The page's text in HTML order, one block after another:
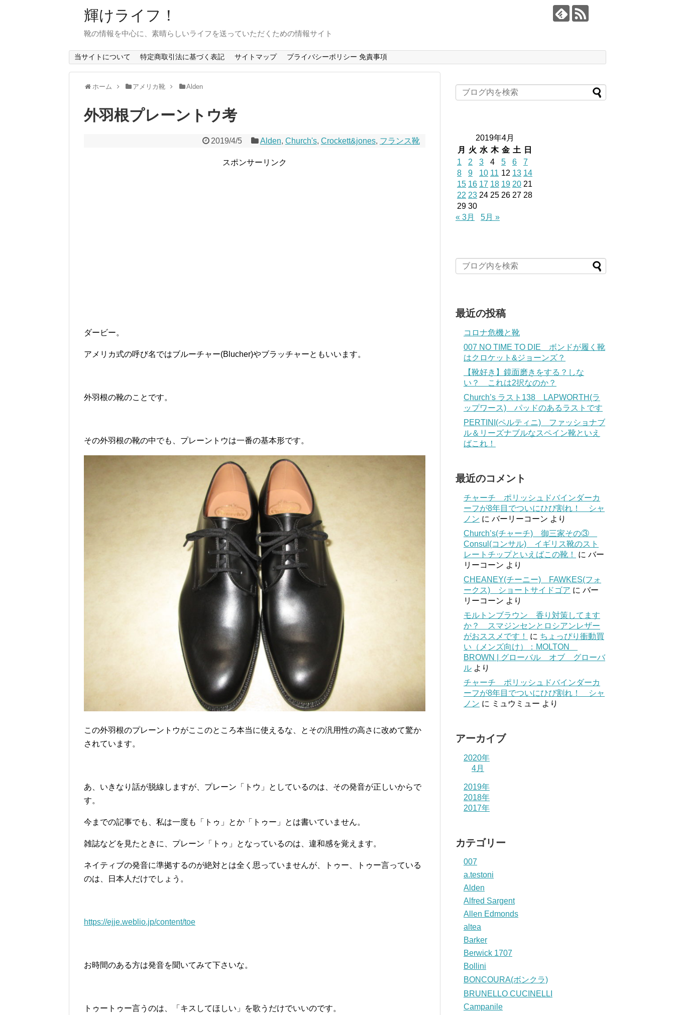
輝けライフ！
靴の情報を中心に、素晴らしいライフを送っていただくための情報サイト
当サイトについて 特定商取引法に基づく表記 サイトマップ プライバシーポリシー 免責事項
ホーム アメリカ靴 Alden
外羽根プレーントウ考
2019/4/5 Alden, Church's, Crockett&jones, フランス靴
スポンサーリンク
ダービー。
アメリカ式の呼び名ではブルーチャー(Blucher)やブラッチャーともいいます。
外羽根の靴のことです。
その外羽根の靴の中でも、プレーントウは一番の基本形です。
この外羽根のプレーントウがここのところ本当に使えるな、とその汎用性の高さに改めて驚か
されています。
あ、いきなり話が脱線しますが、プレーン「トウ」としているのは、その発音が正しいからで
す。
今までの記事でも、私は一度も「トゥ」とか「トゥー」とは書いていません。
雑誌などを見たときに、プレーン「トゥ」となっているのは、違和感を覚えます。
ネイティブの発音に準拠するのが絶対とは全く思っていませんが、トゥー、トゥー言っている
のは、日本人だけでしょう。
https://ejje.weblio.jp/content/toe
お時間のある方は発音を聞いてみて下さいな。
トゥートゥー言うのは、「キスしてほしい」を歌うだけでいいのです。
2019年4月
月
火 水 木 金 土
日
1
2 3 4 5 6
7
8
9 10 11 12 13 14
15 16 17 18 19 20 21
22 23 24 25 26 27 28
29 30
« 3月
5月 »
最近の投稿
コロナ危機と靴
007 NO TIME TO DIE ボンドが履く靴
はクロケット&ジョーンズ？
【靴好き】鏡面磨きをする？しな
い？ これは2択なのか？
Church’s ラスト138 LAPWORTH(ラ
ップワース) パッドのあるラストです
PERTINI(ペルティニ) ファッショナブ
ル＆リーズナブルなスペイン靴といえ
ばこれ！
最近のコメント
チャーチ ポリッシュドバインダーカ
ーフが8年目でついにひび割れ！ シャ
ノン に バーリーコーン より
Church’s(チャーチ) 御三家その③
Consul(コンサル) イギリス靴のスト
レートチップといえばこの靴！
に バー
リーコーン より
CHEANEY(チーニー) FAWKES(フォ
ークス) ショートサイドゴア に バー
リーコーン より
モルトンブラウン 香り対策してます
か？ スマジンセンとロシアンレザー
がおススメです！
に ちょっぴり衝動買
い（メンズ向け）：MOLTON
BROWN | グローバル オブ グローバ
ル より
チャーチ ポリッシュドバインダーカ
ーフが8年目でついにひび割れ！ シャ
ノン に ミュウミュー より
アーカイブ
2020年
4月
2019年
2018年
2017年
カテゴリー
007
a.testoni
Alden
Alfred Sargent
Allen Edmonds
altea
Barker
Berwick 1707
Bollini
BONCOURA(ボンクラ)
BRUNELLO CUCINELLI
Campanile